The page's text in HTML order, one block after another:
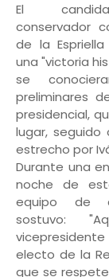
El
conservador
de la
una "victoria
se
preliminares
presidencial,
lugar, seguido
estrecho por
Durante una
noche de
equipo de
sostuvo:
electo de la
que se